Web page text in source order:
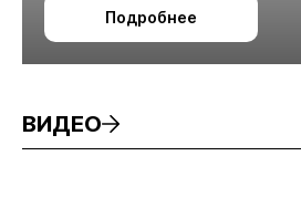
октября в Алматы
Подробнее
ВИДЕО